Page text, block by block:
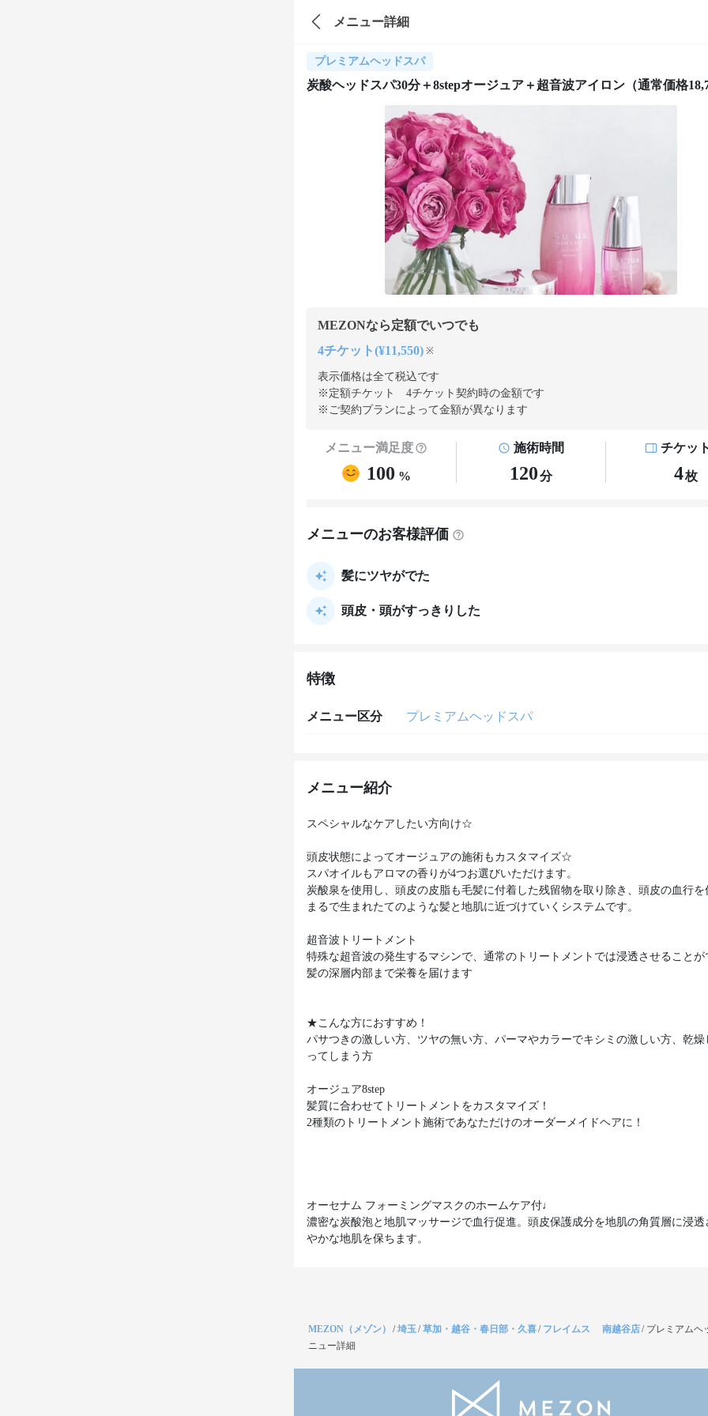
メニュー詳細
プレミアムヘッドスパ
炭酸ヘッドスパ30分＋8stepオージュア＋超音波アイロン（通常価格
MEZONなら定額でいつでも
4チケット(¥11,550) ※
表示価格は全て税込です
※定額チケット 4チケット契約時の金額です
※ご契約プランによって金額が異なります
メニュー満足度
100 %
施術時間
120分
チケッ
4枚
メニューのお客様評価
髪にツヤがでた
頭皮・頭がすっきりした
特徴
メニュー区分 プレミアムヘッドスパ
メニュー紹介
スペシャルなケアしたい方向け☆
頭皮状態によってオージュアの施術もカスタマイズ☆
スパオイルもアロマの香りが4つお選びいただけます。
炭酸泉を使用し、頭皮の皮脂も毛髪に付着した残留物を取り除き、頭皮の血行を
まるで生まれたてのような髪と地肌に近づけていくシステムです。
超音波トリートメント
特殊な超音波の発生するマシンで、通常のトリートメントでは浸透させることが
髪の深層内部まで栄養を届けます
★こんな方におすすめ！
パサつきの激しい方、ツヤの無い方、パーマやカラーでキシミの激しい方、乾燥
ってしまう方
オージュア8step
髪質に合わせてトリートメントをカスタマイズ！
2種類のトリートメント施術であなただけのオーダーメイドヘアに！
オーセナム フォーミングマスクのホームケア付♩
濃密な炭酸泡と地肌マッサージで血行促進。頭皮保護成分を地肌の角質層に浸透
やかな地肌を保ちます。
MEZON（メゾン） /埼玉/草加・越谷・春日部・久喜/ フレイムス 南越谷店/ プレミアムヘ
ニュー詳細